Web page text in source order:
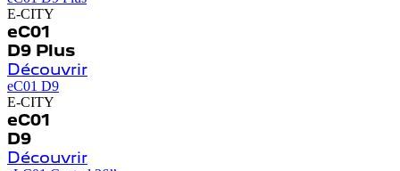
E-CITY
eC01
D9 Plus
Découvrir
eC01 D9
E-CITY
eC01
D9
Découvrir